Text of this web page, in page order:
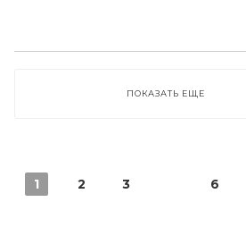
ПОКАЗАТЬ ЕЩЕ
1 2 3 6